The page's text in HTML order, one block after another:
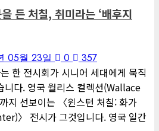
10
지켜야 할 두 가지 식습관 수칙
9
든 처칠, 취미라는 ‘배후지
05월 23일 0 357
한 전시회가 시니어 세대에게 묵직
니다. 영국 월리스 컬렉션(Wallace
선보이는 〈윈스턴 처칠: 화가
〉 전시가 그것입니다. 영국 일간